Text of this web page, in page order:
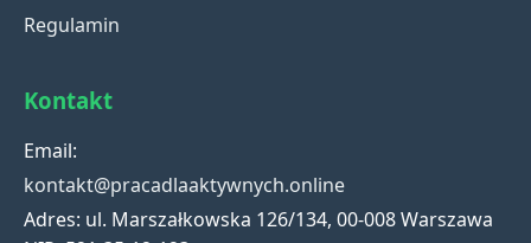
Regulamin
Kontakt
Email:
kontakt@pracadlaaktywnych.online
Adres: ul. Marszałkowska 126/134, 00-008 Warszawa